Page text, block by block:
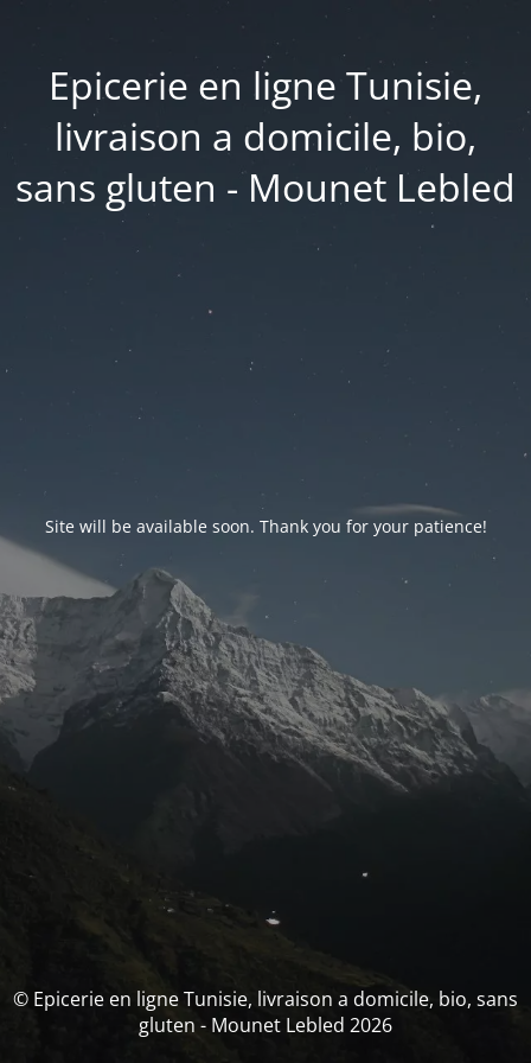
Epicerie en ligne Tunisie,
livraison a domicile, bio,
sans gluten - Mounet Lebled
Site will be available soon. Thank you for your patience!
© Epicerie en ligne Tunisie, livraison a domicile, bio, sans
gluten - Mounet Lebled 2026